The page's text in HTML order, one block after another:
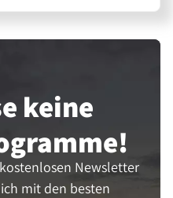
keine
Newsletter
mit den besten